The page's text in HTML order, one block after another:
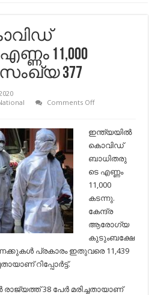
11,000
377
Comments Offon
ബാധിതരുടെ
എണ്ണം
11,000
കടന്നു
:
മരണസംഖ്യ
377
ഇന്ത്യയില്‍
കൊവിഡ്
ബാധിതരു
ടെ എണ്ണം
11,000
കടന്നു.
കേന്ദ്ര
ആരോഗ്യ
കുടുംബക്ഷേ
പ്രകാരം ഇതുവരെ 11,439
റിപ്പോര്‍ട്ട്.
38 പേര്‍ മരിച്ചതായാണ്